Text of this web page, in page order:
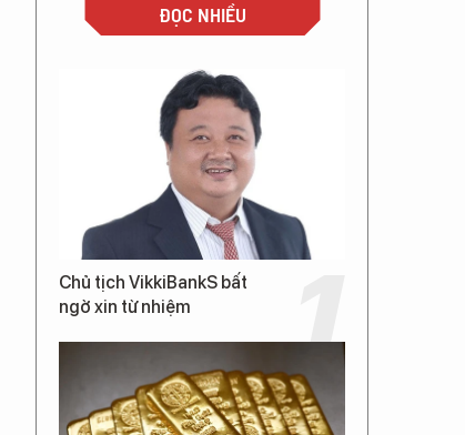
ĐỌC NHIỀU
Chủ tịch VikkiBankS bất
ngờ xin từ nhiệm